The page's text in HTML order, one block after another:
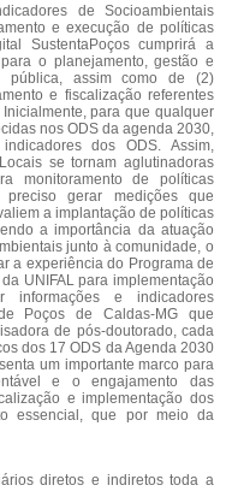
de Socioambientais
e execução de políticas
SustentaPoços cumprirá a
o planejamento, gestão e
pública, assim como de (2)
e fiscalização referentes
para que qualquer
nos ODS da agenda 2030,
dos ODS. Assim,
se tornam aglutinadoras
monitoramento de políticas
gerar medições que
a implantação de políticas
a importância da atuação
junto à comunidade, o
a experiência do Programa de
UNIFAL para implementação
informações e indicadores
Poços de Caldas-MG que
de pós-doutorado, cada
dos 17 ODS da Agenda 2030
um importante marco para
e o engajamento das
e implementação dos
essencial, que por meio da
diretos e indiretos toda a